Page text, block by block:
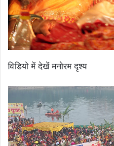
विडियो में देखें मनोरम दृश्य